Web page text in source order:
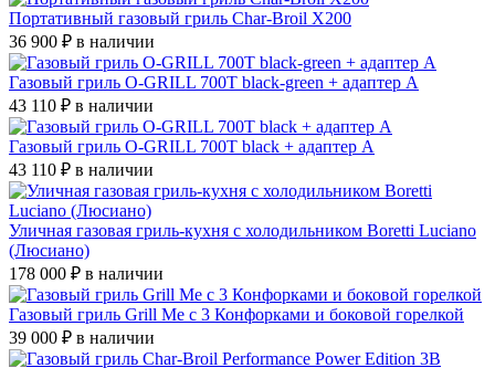
Портативный газовый гриль Char-Broil X200
36 900 ₽ в наличии
Газовый гриль O-GRILL 700T black-green + адаптер А
43 110 ₽ в наличии
Газовый гриль O-GRILL 700T black + адаптер А
43 110 ₽ в наличии
Уличная газовая гриль-кухня с холодильником Boretti Luciano
(Люсиано)
178 000 ₽ в наличии
Газовый гриль Grill Me с 3 Конфорками и боковой горелкой
39 000 ₽ в наличии